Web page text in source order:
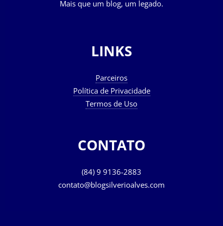
Mais que um blog, um legado.
LINKS
Parceiros
Política de Privacidade
Termos de Uso
CONTATO
(84) 9 9136-2883
contato@blogsilverioalves.com